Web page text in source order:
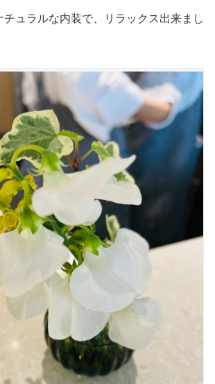
チュラルな内装で、リラックス出来まし